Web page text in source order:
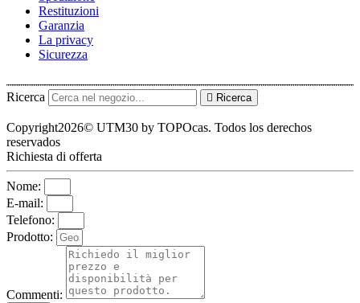
Restituzioni
Garanzia
La privacy
Sicurezza
Ricerca Ricerca
Copyright2026© UTM30 by TOPOcas. Todos los derechos
reservados
Richiesta di offerta
Nome:
E-mail:
Telefono:
Prodotto:
Commenti: